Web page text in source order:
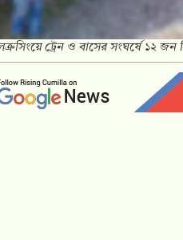
ট্রেন ও বাসের সংঘর্ষে ১২